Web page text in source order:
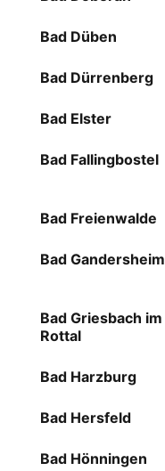
Bad Düben
Bad Dürrenberg
Bad Elster
Bad Fallingbostel
Bad Freienwalde
Bad Gandersheim
Bad Griesbach im
Rottal
Bad Harzburg
Bad Hersfeld
Bad Hönningen